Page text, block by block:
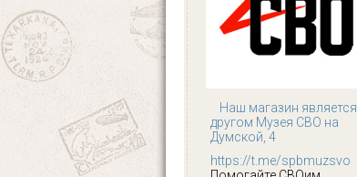
Наш магазин является
другом Музея СВО на
Думской, 4
https://t.me/spbmuzsvo